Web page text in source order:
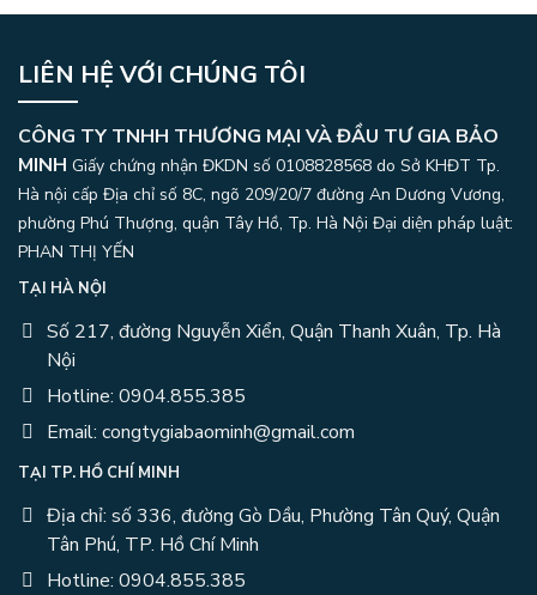
LIÊN HỆ VỚI CHÚNG TÔI
CÔNG TY TNHH THƯƠNG MẠI VÀ ĐẦU TƯ GIA BẢO
MINH Giấy chứng nhận ĐKDN số 0108828568 do Sở KHĐT Tp.
Hà nội cấp Địa chỉ số 8C, ngõ 209/20/7 đường An Dương Vương,
phường Phú Thượng, quận Tây Hồ, Tp. Hà Nội Đại diện pháp luật:
PHAN THỊ YẾN
TẠI HÀ NỘI
Số 217, đường Nguyễn Xiển, Quận Thanh Xuân, Tp. Hà
Nội
Hotline: 0904.855.385
Email: congtygiabaominh@gmail.com
TẠI TP. HỒ CHÍ MINH
Địa chỉ: số 336, đường Gò Dầu, Phường Tân Quý, Quận
Tân Phú, TP. Hồ Chí Minh
Hotline: 0904.855.385